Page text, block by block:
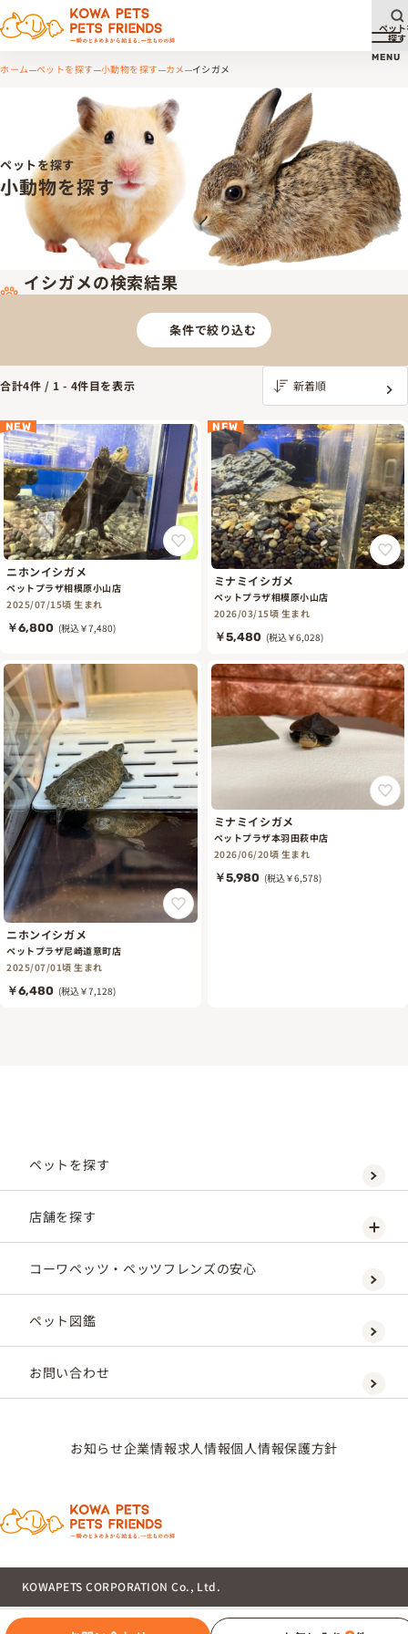
メ
MENU
ペッ
探す
ホーム ペットを探す 小動物を探す カメ イシガメ
ペットを探す
小動物を探す
イシガメの検索結果
条件で絞り込む
合計4件 / 1 - 4件目を表示
NEW
ニホンイシガメ
ペットプラザ相模原小山店
2025/07/15頃 生まれ
￥6,800 (税込￥7,480)
NEW
ミナミイシガメ
ペットプラザ相模原小山店
2026/03/15頃 生まれ
￥5,480 (税込￥6,028)
ニホンイシガメ
ペットプラザ尼崎道意町店
2025/07/01頃 生まれ
￥6,480 (税込￥7,128)
ミナミイシガメ
ペットプラザ本羽田萩中店
2026/06/20頃 生まれ
￥5,980 (税込￥6,578)
ペットを探す
店舗を探す
コーワペッツ・ペッツフレンズの安心
ペット図鑑
お問い合わせ
お知らせ企業情報求人情報個人情報保護方針
KOWAPETS CORPORATION Co., Ltd.